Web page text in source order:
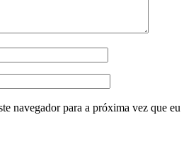
navegador para a próxima vez que eu